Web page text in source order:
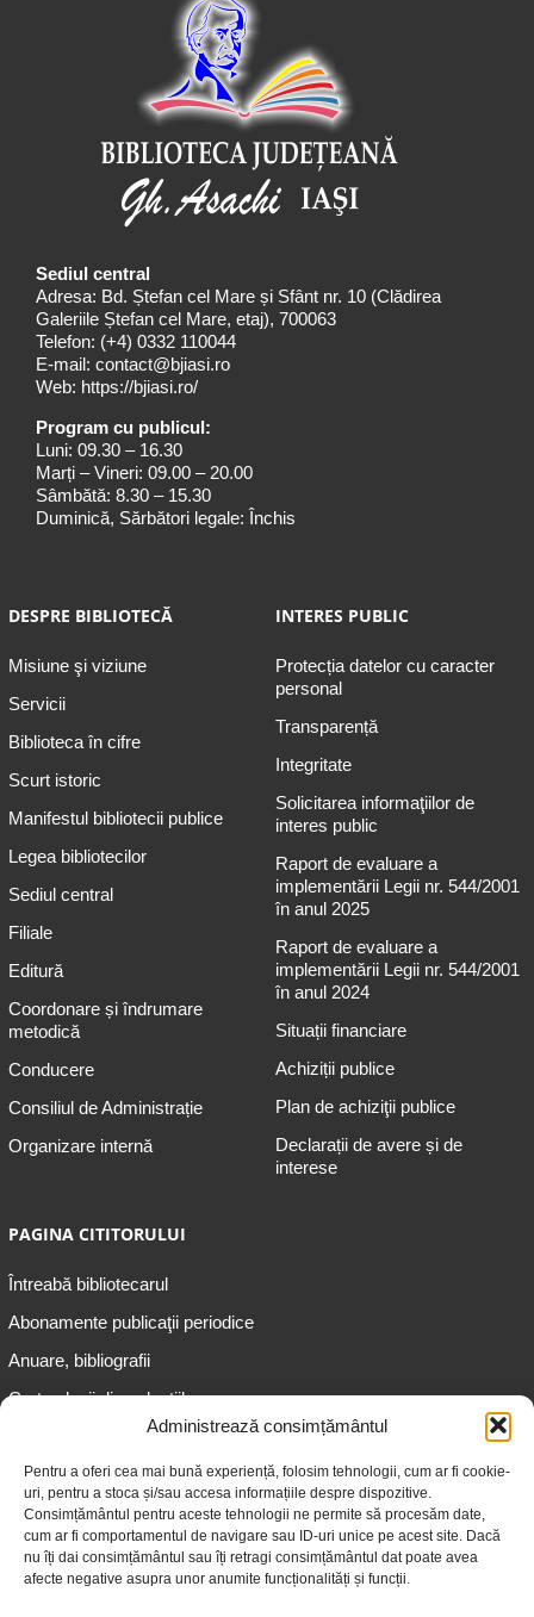
Administrează consimțământul
Pentru a oferi cea mai bună experiență, folosim tehnologii, cum ar fi cookie-
uri, pentru a stoca și/sau accesa informațiile despre dispozitive.
Consimțământul pentru aceste tehnologii ne permite să procesăm date,
cum ar fi comportamentul de navigare sau ID-uri unice pe acest site. Dacă
nu îți dai consimțământul sau îți retragi consimțământul dat poate avea
afecte negative asupra unor anumite funcționalități și funcții.
Sediul central
Adresa: Bd. Ștefan cel Mare și Sfânt nr. 10 (Clădirea
Galeriile Ștefan cel Mare, etaj), 700063
Telefon: (+4) 0332 110044
E-mail: contact@bjiasi.ro
Web: https://bjiasi.ro/
Program cu publicul:
Luni: 09.30 – 16.30
Marți – Vineri: 09.00 – 20.00
Sâmbătă: 8.30 – 15.30
Duminică, Sărbători legale: Închis
DESPRE BIBLIOTECĂ
Misiune şi viziune
Servicii
Biblioteca în cifre
Scurt istoric
Manifestul bibliotecii publice
Legea bibliotecilor
Sediul central
Filiale
Editură
Coordonare și îndrumare
metodică
Conducere
Consiliul de Administrație
Organizare internă
INTERES PUBLIC
Protecția datelor cu caracter
personal
Transparență
Integritate
Solicitarea informaţiilor de
interes public
Raport de evaluare a
implementării Legii nr. 544/2001
în anul 2025
Raport de evaluare a
implementării Legii nr. 544/2001
în anul 2024
Situații financiare
Achiziții publice
Plan de achiziţii publice
Declarații de avere și de
interese
PAGINA CITITORULUI
Întreabă bibliotecarul
Abonamente publicaţii periodice
Anuare, bibliografii
Cartea lunii din colecțiile
Informații pentru adolescenți
Informații pentru adulți
Informații pentru seniori